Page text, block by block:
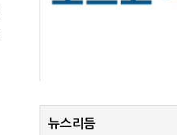
뉴스리듬